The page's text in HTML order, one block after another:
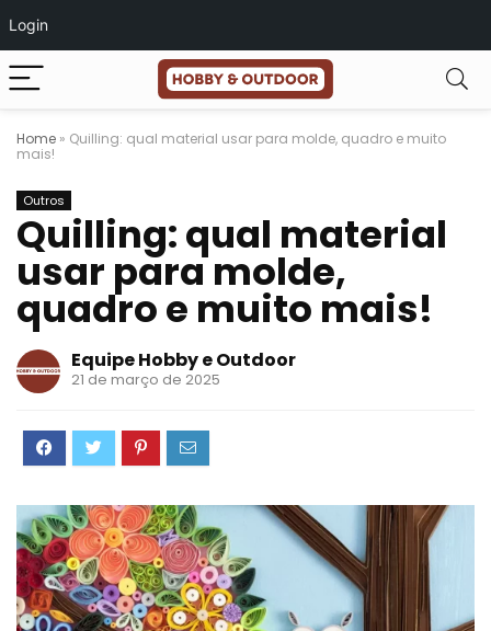
Login
Home » Quilling: qual material usar para molde, quadro e muito
mais!
Outros
Quilling: qual material
usar para molde,
quadro e muito mais!
Equipe Hobby e Outdoor
21 de março de 2025